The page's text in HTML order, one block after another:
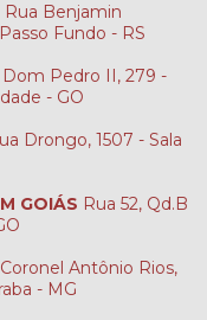
Rua Benjamin
Fundo - RS
Dom Pedro II, 279 -
- GO
Drongo, 1507 - Sala
GOIÁS Rua 52, Qd.B
Antônio Rios,
- MG